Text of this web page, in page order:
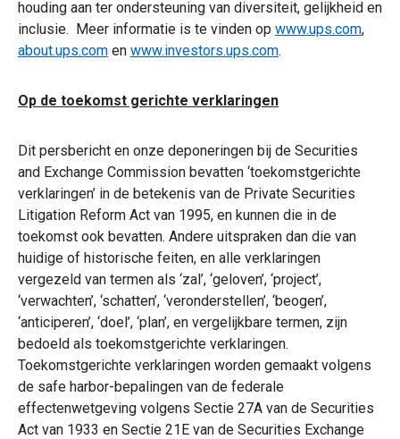
houding aan ter ondersteuning van diversiteit, gelijkheid en
inclusie. Meer informatie is te vinden op www.ups.com,
about.ups.com en www.investors.ups.com.
Op de toekomst gerichte verklaringen
Dit persbericht en onze deponeringen bij de Securities
and Exchange Commission bevatten ‘toekomstgerichte
verklaringen’ in de betekenis van de Private Securities
Litigation Reform Act van 1995, en kunnen die in de
toekomst ook bevatten. Andere uitspraken dan die van
huidige of historische feiten, en alle verklaringen
vergezeld van termen als ‘zal’, ‘geloven’, ‘project’,
‘verwachten’, ‘schatten’, ‘veronderstellen’, ‘beogen’,
‘anticiperen’, ‘doel’, ‘plan’, en vergelijkbare termen, zijn
bedoeld als toekomstgerichte verklaringen.
Toekomstgerichte verklaringen worden gemaakt volgens
de safe harbor-bepalingen van de federale
effectenwetgeving volgens Sectie 27A van de Securities
Act van 1933 en Sectie 21E van de Securities Exchange